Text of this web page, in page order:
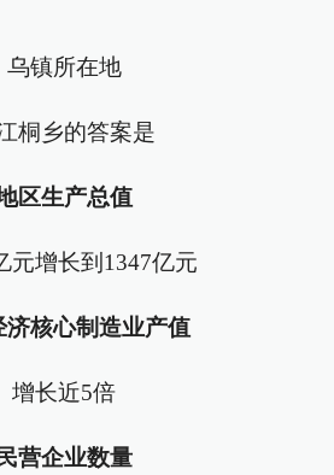
乌镇所在地
桐乡的答案是
区生产总值
元增长到1347亿元
济核心制造业产值
增长近5倍
民营企业数量